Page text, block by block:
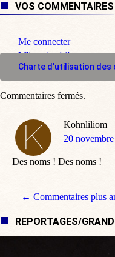
VOS COMMENTAIRES
Me connecter
M'inscrire à l'espace
Charte d'utilisation des
Kohnliliom
dit
20
Des noms ! Des noms !
Navigation de
← Commentaires plus
Commentaires fermés.
REPORTAGES/